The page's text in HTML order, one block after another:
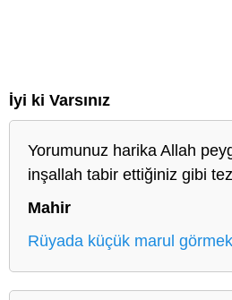
İyi ki Varsınız
Yorumunuz harika Allah
inşallah tabir ettiğiniz gibi
Mahir
Rüyada küçük marul görmek